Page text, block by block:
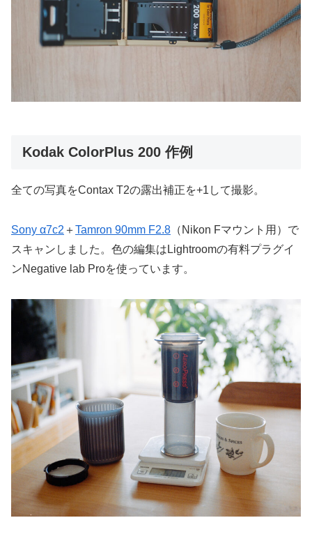
Kodak ColorPlus 200 作例
全ての写真をContax T2の露出補正を+1して撮影。
Sony α7c2 ＋Tamron 90mm F2.8 （Nikon Fマウント用）で
スキャンしました。色の編集はLightroomの有料プラグイ
ンNegative lab Proを使っています。